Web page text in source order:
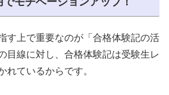
す上で重要なのが「合格体験記の活
目線に対し、合格体験記は受験生レ
れているからです。